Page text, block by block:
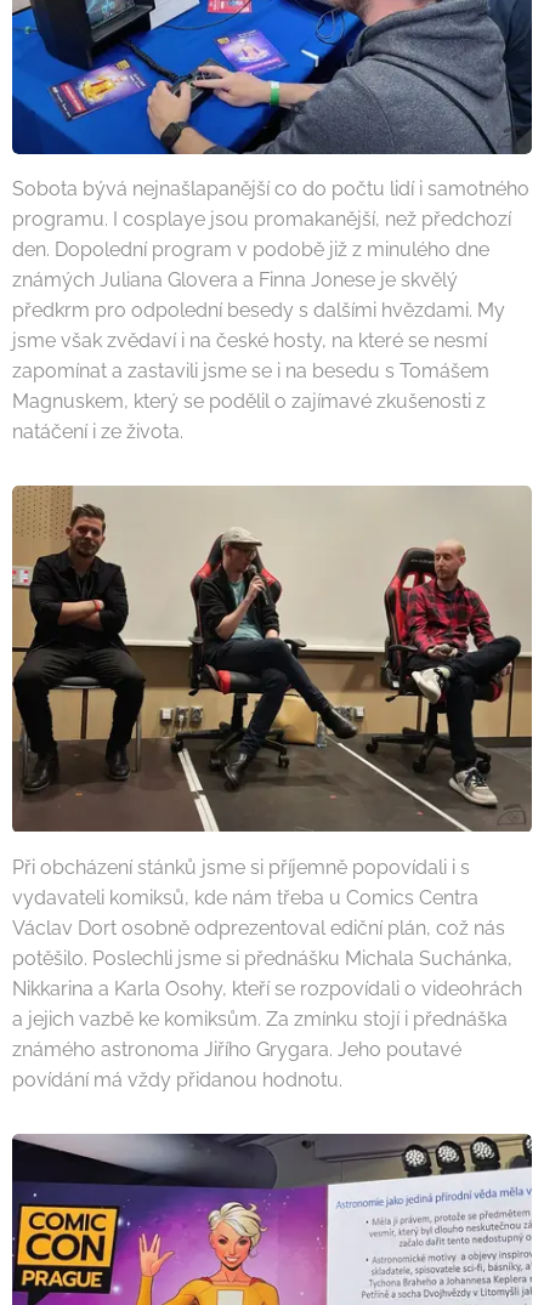
Sobota bývá nejnašlapanější co do počtu lidí i samotného
programu. I cosplaye jsou promakanější, než předchozí
den. Dopolední program v podobě již z minulého dne
známých Juliana Glovera a Finna Jonese je skvělý
předkrm pro odpolední besedy s dalšími hvězdami. My
jsme však zvědaví i na české hosty, na které se nesmí
zapomínat a zastavili jsme se i na besedu s Tomášem
Magnuskem, který se podělil o zajímavé zkušenosti z
natáčení i ze života.
Při obcházení stánků jsme si příjemně popovídali i s
vydavateli komiksů, kde nám třeba u Comics Centra
Václav Dort osobně odprezentoval ediční plán, což nás
potěšilo. Poslechli jsme si přednášku Michala Suchánka,
Nikkarina a Karla Osohy, kteří se rozpovídali o videohrách
a jejich vazbě ke komiksům. Za zmínku stojí i přednáška
známého astronoma Jiřího Grygara. Jeho poutavé
povídání má vždy přidanou hodnotu.